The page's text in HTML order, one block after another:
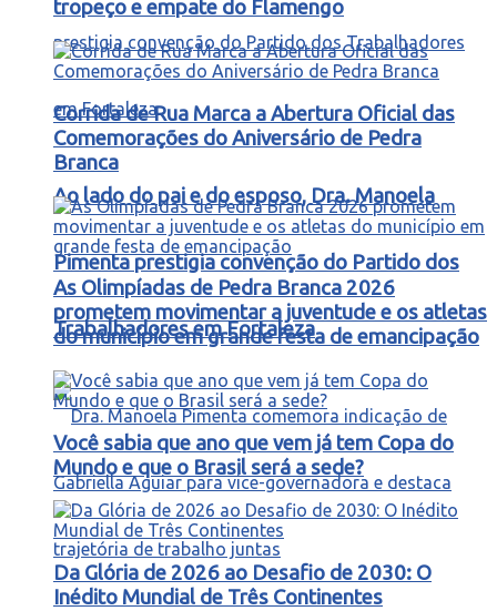
Ao lado do pai e do esposo, Dra. Manoela
Pimenta prestigia convenção do Partido dos
Trabalhadores em Fortaleza
tropeço e empate do Flamengo
Corrida de Rua Marca a Abertura Oficial das
Comemorações do Aniversário de Pedra
Branca
As Olimpíadas de Pedra Branca 2026
prometem movimentar a juventude e os atletas
do município em grande festa de emancipação
Você sabia que ano que vem já tem Copa do
Mundo e que o Brasil será a sede?
Da Glória de 2026 ao Desafio de 2030: O
Inédito Mundial de Três Continentes